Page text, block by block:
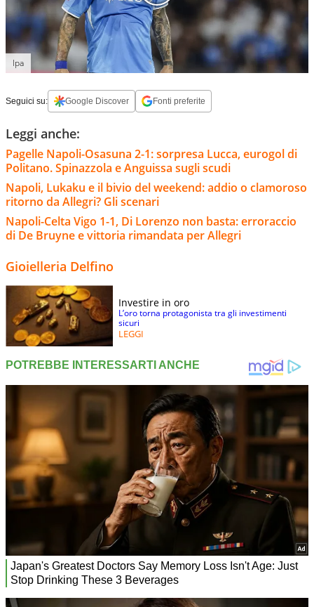
Ipa
Seguici su: Google Discover Fonti preferite
Leggi anche:
Pagelle Napoli-Osasuna 2-1: sorpresa Lucca, eurogol di
Politano. Spinazzola e Anguissa sugli scudi
Napoli, Lukaku e il bivio del weekend: addio o clamoroso
ritorno da Allegri? Gli scenari
Napoli-Celta Vigo 1-1, Di Lorenzo non basta: erroraccio
di De Bruyne e vittoria rimandata per Allegri
Gioielleria Delfino
Investire in oro
L’oro torna protagonista tra gli investimenti
sicuri
LEGGI